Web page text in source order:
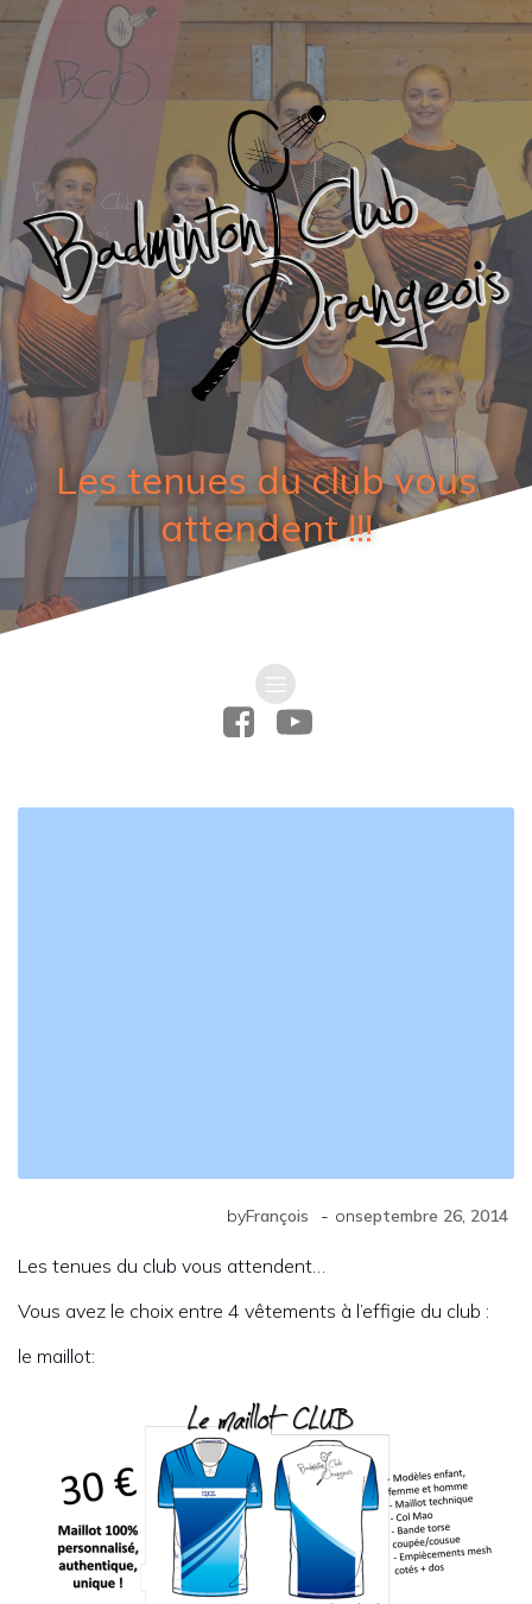
Les tenues du club vous
attendent !!!
byFrançois - onseptembre 26, 2014
Les tenues du club vous attendent…
Vous avez le choix entre 4 vêtements à l’effigie du club :
le maillot: